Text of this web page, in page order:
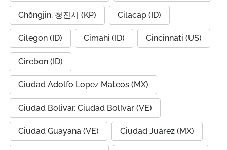
Chŏngjin, 청진시 (KP) Cilacap (ID)
Cilegon (ID) Cimahi (ID) Cincinnati (US)
Cirebon (ID)
Ciudad Adolfo Lopez Mateos (MX)
Ciudad Bolivar, Ciudad Bolívar (VE)
Ciudad Guayana (VE) Ciudad Juárez (MX)